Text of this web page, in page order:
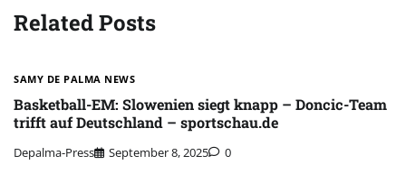
Related Posts
SAMY DE PALMA NEWS
Basketball-EM: Slowenien siegt knapp – Doncic-Team
trifft auf Deutschland – sportschau.de
Depalma-Press September 8, 2025 0